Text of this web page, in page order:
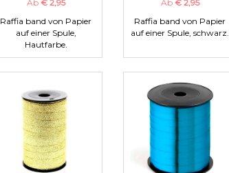
Ab € 2,95
Raffia band von Papier
auf einer Spule,
Hautfarbe.
Ab € 2,95
Raffia band von Papier
auf einer Spule, schwarz.